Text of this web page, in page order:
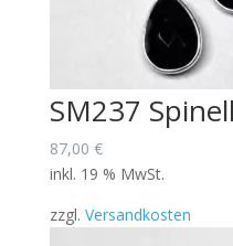
SM237
87,00 €
inkl. 19 % MwSt.
zzgl. Versandkosten